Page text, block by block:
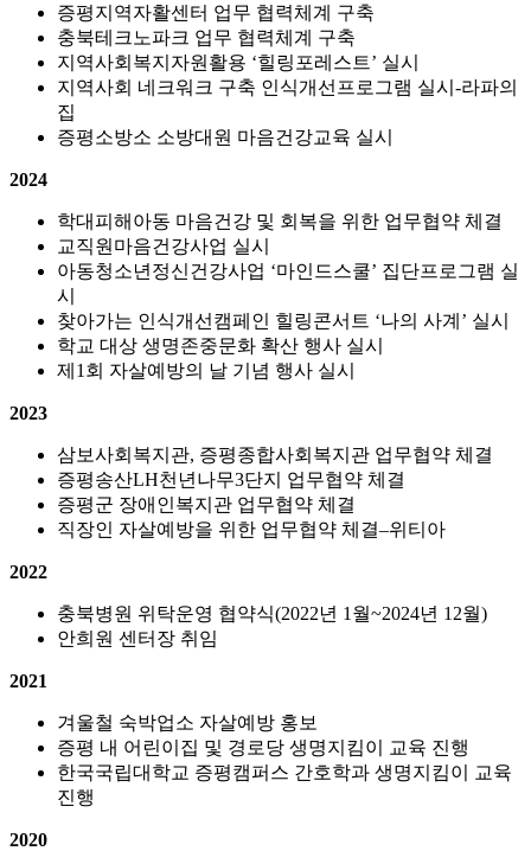
증평지역자활센터 업무 협력체계 구축
충북테크노파크 업무 협력체계 구축
지역사회복지자원활용 ‘힐링포레스트’ 실시
지역사회 네크워크 구축 인식개선프로그램 실시-라파의
집
증평소방소 소방대원 마음건강교육 실시
2024
학대피해아동 마음건강 및 회복을 위한 업무협약 체결
교직원마음건강사업 실시
아동청소년정신건강사업 ‘마인드스쿨’ 집단프로그램 실
시
찾아가는 인식개선캠페인 힐링콘서트 ‘나의 사계’ 실시
학교 대상 생명존중문화 확산 행사 실시
제1회 자살예방의 날 기념 행사 실시
2023
삼보사회복지관, 증평종합사회복지관 업무협약 체결
증평송산LH천년나무3단지 업무협약 체결
증평군 장애인복지관 업무협약 체결
직장인 자살예방을 위한 업무협약 체결–위티아
2022
충북병원 위탁운영 협약식(2022년 1월~2024년 12월)
안희원 센터장 취임
2021
겨울철 숙박업소 자살예방 홍보
증평 내 어린이집 및 경로당 생명지킴이 교육 진행
한국국립대학교 증평캠퍼스 간호학과 생명지킴이 교육
진행
2020